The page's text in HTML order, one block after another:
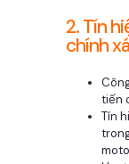
2. Tín
chính
tiến
Tín